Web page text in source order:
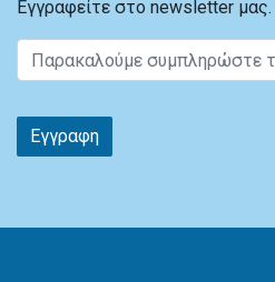
Εγγραφείτε στο newsletter μας.
Εγγραφη